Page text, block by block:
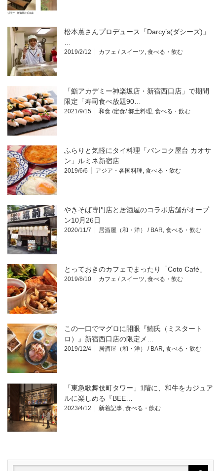
松本薫さんプロデュース「Darcy’s(ダシーズ)」
…
2019/2/12 カフェ / スイーツ, 食べる・飲む
「鮨アカデミー神楽坂店・新宿西口店」で期間
限定「寿司食べ放題90…
2021/9/15 和食 /定食/ 郷土料理, 食べる・飲む
ふらりと気軽にタイ料理「バンコク屋台 カオサ
ン」ルミネ新宿店
2019/6/6 アジア・各国料理, 食べる・飲む
やきそば専門店と居酒屋のコラボ店舗がオープ
ン10月26日
2020/11/7 居酒屋（和・洋） / BAR, 食べる・飲む
とっておきのカフェでまったり「Coto Café」
2019/8/10 カフェ / スイーツ, 食べる・飲む
この一口でマグロに開眼『鮪氏（ミスタート
ロ）』新宿西口店の限定メ…
2019/12/4 居酒屋（和・洋） / BAR, 食べる・飲む
「東急歌舞伎町タワー」1階に、和牛をカジュア
ルに楽しめる『BEE…
2023/4/12 新着記事, 食べる・飲む